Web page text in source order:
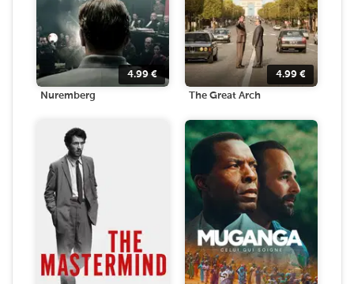
4.99€
Nuremberg
4.99 €
The Great Arch